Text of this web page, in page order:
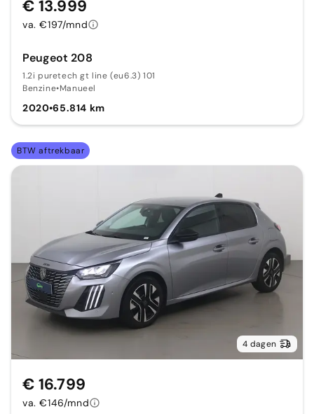
Peugeot 208
1.2i puretech gt line (eu6.3) 101
Benzine•Manueel
2020•65.814 km
€ 13.999
va. €197/mnd
BTW aftrekbaar
4 dagen
€ 16.799
va. €146/mnd